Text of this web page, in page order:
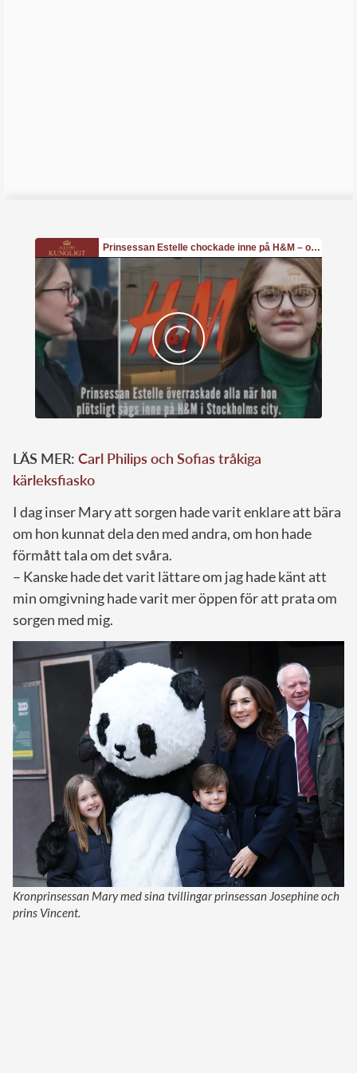
LÄS MER: Carl Philips och Sofias tråkiga
kärleksfiasko
I dag inser Mary att sorgen hade varit enklare att bära
om hon kunnat dela den med andra, om hon hade
förmått tala om det svåra.
– Kanske hade det varit lättare om jag hade känt att
min omgivning hade varit mer öppen för att prata om
sorgen med mig.
Kronprinsessan Mary med sina tvillingar prinsessan Josephine och
prins Vincent.